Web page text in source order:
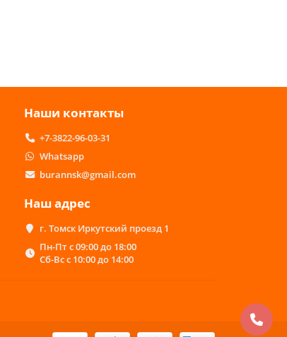
Наши контакты
+7-3822-96-03-31
Whatsapp
burannsk@gmail.com
Наш адрес
г. Томск Иркутский проезд 1
Пн-Пт с 09:00 до 18:00
Сб-Вс с 10:00 до 14:00